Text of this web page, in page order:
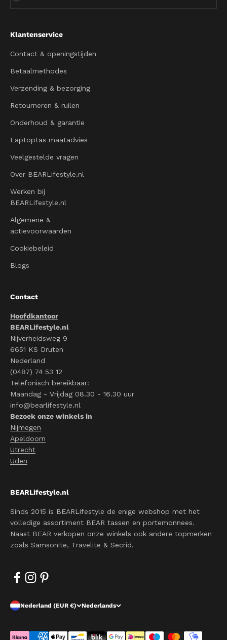
Klantenservice
Contact & openingstijden
Betaalmethodes
Verzending & bezorging
Retourneren & ruilen
Onderhoud & garantie
Laptoptas maatadvies
Veelgestelde vragen
Over BEARLifestyle.nl
Werken bij
BEARLifestyle.nl
Algemene &
actievoorwaarden
Cookiebeleid
Blogs
Contact
Hoofdkantoor
BEARLifestyle.nl
Nijverheidsweg 9
6651 KS Druten
Nederland
(0487) 74 53 12
Telefonisch bereikbaar:
Maandag - Vrijdag 08.30 - 16.30 uur
info@bearlifestyle.nl
Bezoek onze winkels in
Nijmegen
Apeldoorn
Utrecht
Uden
BEARLifestyle.nl
Sinds 2015 is BEARLifestyle de enige webshop met het
volledige assortiment BEAR tassen en portemonnees.
Naast BEAR verkopen onze winkels ook andere topmerken
zoals Samsonite, Travelite & Secrid.
Nederland (EUR €) Nederlands